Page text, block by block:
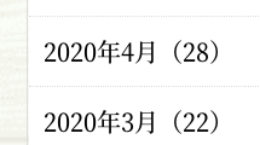
2020年4月（28）
2020年3月（22）